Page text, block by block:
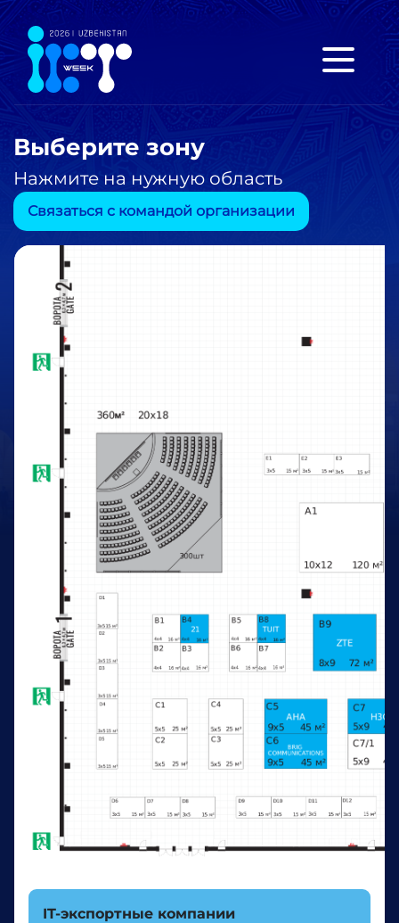
Выберите зону
Нажмите на нужную область
Связаться с командой организации
IT-экспортные компании